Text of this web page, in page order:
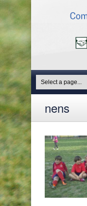
nens